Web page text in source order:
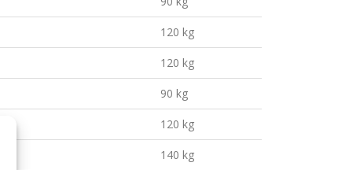
120 kg
120 kg
90 kg
120 kg
140 kg